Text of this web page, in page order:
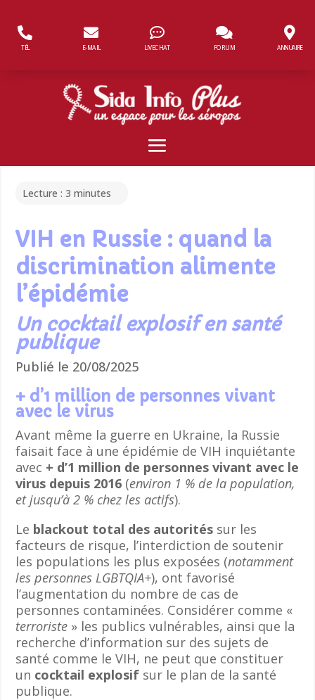
TÉL E-MAIL LIVECHAT FORUM ANNUAIRE
Lecture : 3 minutes
VIH en Russie : quand la
discrimination alimente
l’épidémie
Un cocktail explosif en santé
publique
Publié le 20/08/2025
+ d’1 million de personnes vivant
avec le virus
Avant même la guerre en Ukraine, la Russie
faisait face à une épidémie de VIH inquiétante
avec + d’1 million de personnes vivant avec le
virus depuis 2016 (environ 1 % de la population,
et jusqu’à 2 % chez les actifs).
Le blackout total des autorités sur les
facteurs de risque, l’interdiction de soutenir
les populations les plus exposées (notamment
les personnes LGBTQIA+), ont favorisé
l’augmentation du nombre de cas de
personnes contaminées. Considérer comme «
terroriste » les publics vulnérables, ainsi que la
recherche d’information sur des sujets de
santé comme le VIH, ne peut que constituer
un cocktail explosif sur le plan de la santé
publique.